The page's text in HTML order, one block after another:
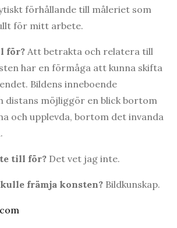
förhållande till måleriet som
för mitt arbete.
för? Att betrakta och relatera till
har en förmåga att kunna skifta
Bildens inneboende
distans möjliggör en blick bortom
och upplevda, bortom det invanda
till för? Det vet jag inte.
främja konsten? Bildkunskap.